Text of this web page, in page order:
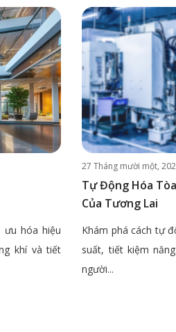
ưu hóa hiệu
khí và tiết
27 Tháng mười một,
Tự Động Hóa
Của Tương Lai
Khám phá cách tự
suất, tiết kiệm
người...